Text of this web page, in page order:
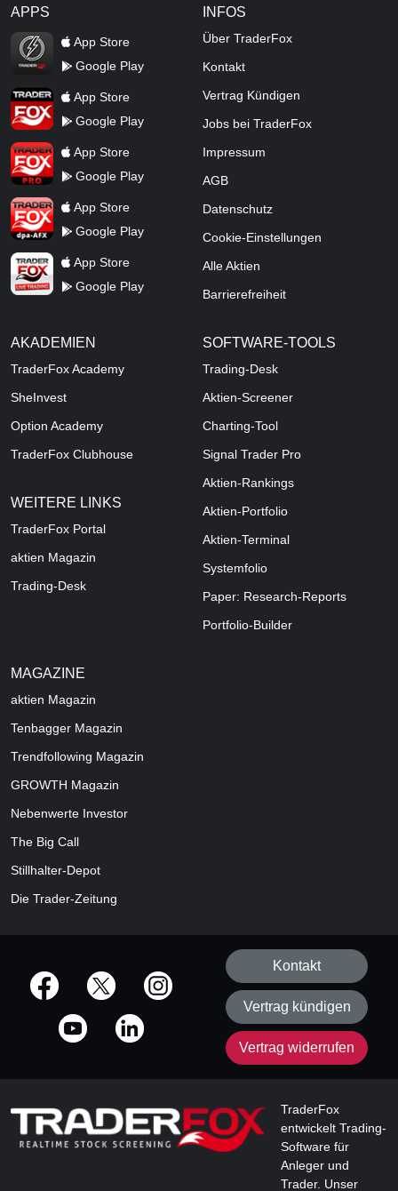
APPS
TraderFox Flash
App Store
Google Play
TraderFox AppApp Store
Google Play
TraderFox ProApp Store
Google Play
TraderFox dpa-AFX ProFeed
App Store
Google Play
TraderFox Live Trading
App Store
Google Play
INFOS
Über TraderFox
Kontakt
Vertrag Kündigen
Jobs bei TraderFox
Impressum
AGB
Datenschutz
Cookie-Einstellungen
Alle Aktien
Barrierefreiheit
AKADEMIEN
TraderFox Academy
SheInvest
Option Academy
TraderFox Clubhouse
WEITERE LINKS
TraderFox Portal
aktien Magazin
Trading-Desk
SOFTWARE-TOOLS
Trading-Desk
Aktien-Screener
Charting-Tool
Signal Trader Pro
Aktien-Rankings
Aktien-Portfolio
Aktien-Terminal
Systemfolio
Paper: Research-Reports
Portfolio-Builder
MAGAZINE
aktien Magazin
Tenbagger Magazin
Trendfollowing Magazin
GROWTH Magazin
Nebenwerte Investor
The Big Call
Stillhalter-Depot
Die Trader-Zeitung
offizielle Social Media-Accounts
Kontakt
Vertrag kündigen
Vertrag widerrufen
TraderFox
entwickelt Trading-
Software für
Anleger und
Trader. Unser